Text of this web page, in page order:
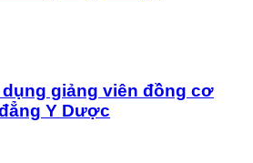
giảng viên đồng cơ
Y Dược